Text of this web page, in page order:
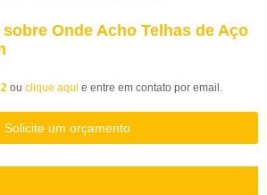
Onde Acho Telhas de Aço
ou clique aqui e entre em contato por email.
Solicite um orçamento